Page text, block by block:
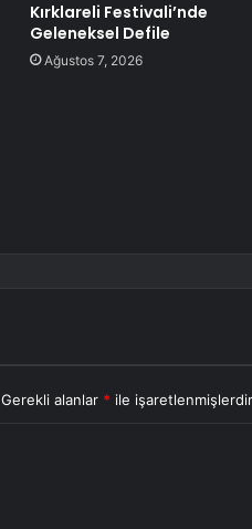
Kırklareli Festivali’nde
Geleneksel Defile
Ağustos 7, 2026
Gerekli alanlar * ile işaretlenmişlerdir